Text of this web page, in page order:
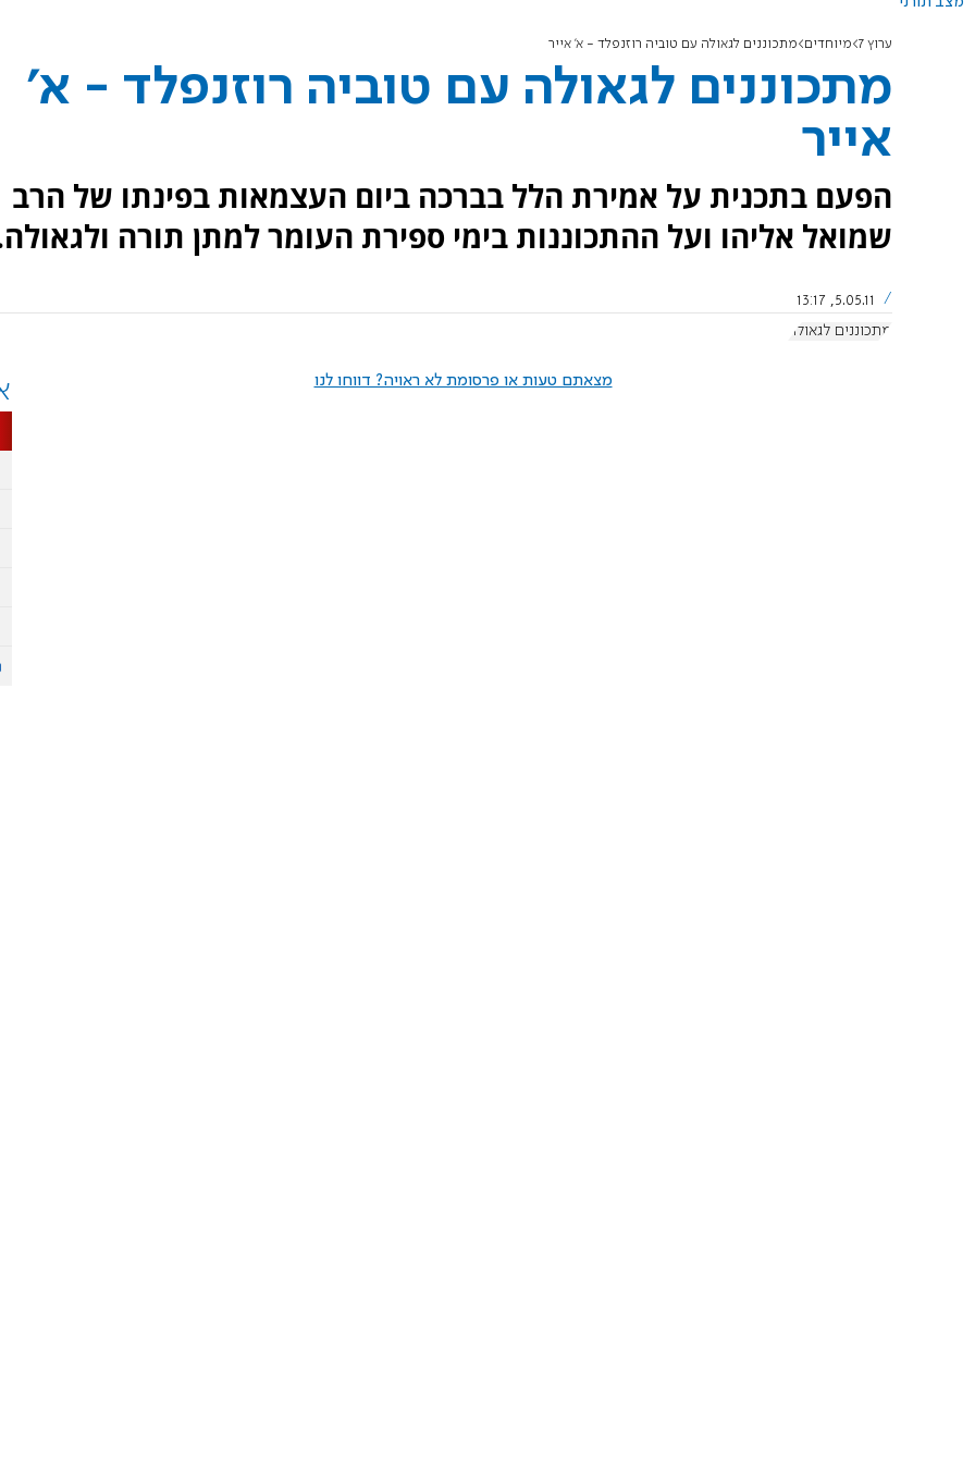
ערוץ 7 מיוחדים מתכוננים לגאולה עם טוביה רוזנפלד - א' אייר
מתכוננים לגאולה עם טוביה רוזנפלד - א'
אייר
הפעם בתכנית על אמירת הלל בברכה ביום העצמאות בפינתו של הרב
שמואל אליהו ועל ההתכוננות בימי ספירת העומר למתן תורה
5.05.11, 13:17
מתכוננים לגאולה
מצאתם טעות או פרסומת לא ראויה? דווחו לנו